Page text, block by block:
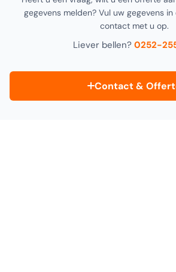
gegevens melden? Vul uw gegevens
contact met u op.
Liever bellen? 0252-
Contact &